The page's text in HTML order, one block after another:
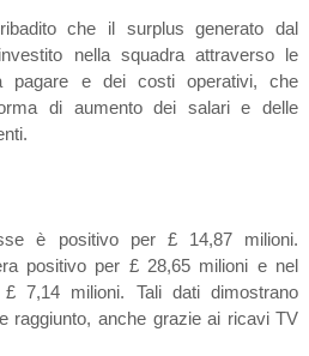
che il surplus generato dal
nella squadra attraverso le
pagare e dei costi operativi, che
di aumento dei salari e delle
è positivo per £ 14,87 milioni.
positivo per £ 28,65 milioni e nel
7,14 milioni. Tali dati dimostrano
raggiunto, anche grazie ai ricavi TV